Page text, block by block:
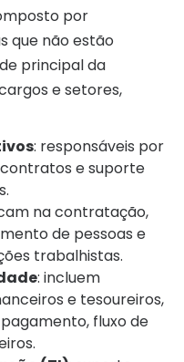
por
que não estão
principal da
e setores,
: responsáveis por
e suporte
na contratação,
de pessoas e
trabalhistas.
: incluem
e tesoureiros,
fluxo de